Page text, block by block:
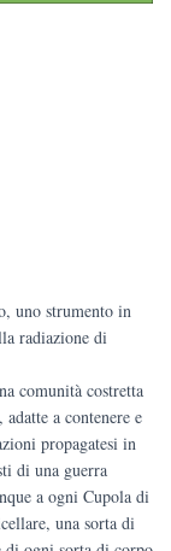
uno strumento in
radiazione di
comunità costretta
a contenere e
propagatesi in
di una guerra
a ogni Cupola di
una sorta di